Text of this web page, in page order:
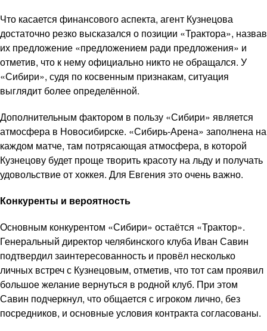
Что касается финансового аспекта, агент Кузнецова
достаточно резко высказался о позиции «Трактора», назвав
их предложение «предложением ради предложения» и
отметив, что к нему официально никто не обращался. У
«Сибири», судя по косвенным признакам, ситуация
выглядит более определённой.
Дополнительным фактором в пользу «Сибири» является
атмосфера в Новосибирске. «Сибирь-Арена» заполнена на
каждом матче, там потрясающая атмосфера, в которой
Кузнецову будет проще творить красоту на льду и получать
удовольствие от хоккея. Для Евгения это очень важно.
Конкуренты и вероятность
Основным конкурентом «Сибири» остаётся «Трактор».
Генеральный директор челябинского клуба Иван Савин
подтвердил заинтересованность и провёл несколько
личных встреч с Кузнецовым, отметив, что тот сам проявил
большое желание вернуться в родной клуб. При этом
Савин подчеркнул, что общается с игроком лично, без
посредников, и основные условия контракта согласованы.